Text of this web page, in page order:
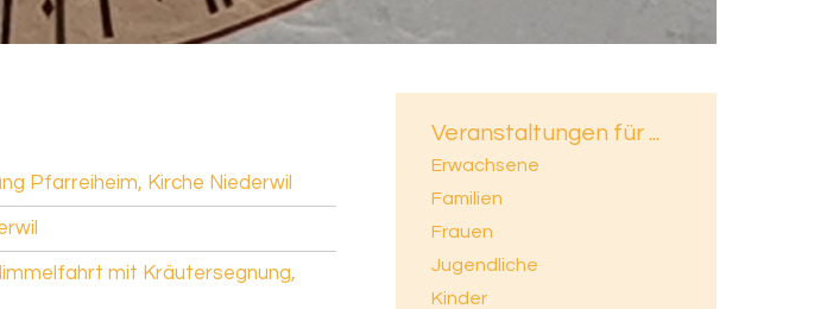
Veranstaltungen für ...
Erwachsene
Familien
Frauen
Jugendliche
Kinder
Pfarreiheim, Kirche Niederwil
mit Kräutersegnung,